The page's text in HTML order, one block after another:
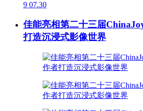
9 07.30
佳能亮相第二十三届
打造沉浸式影像世界